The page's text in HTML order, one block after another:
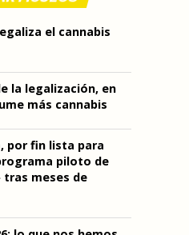
el cannabis
la legalización, en
más cannabis
por fin lista para
piloto de
tras meses de